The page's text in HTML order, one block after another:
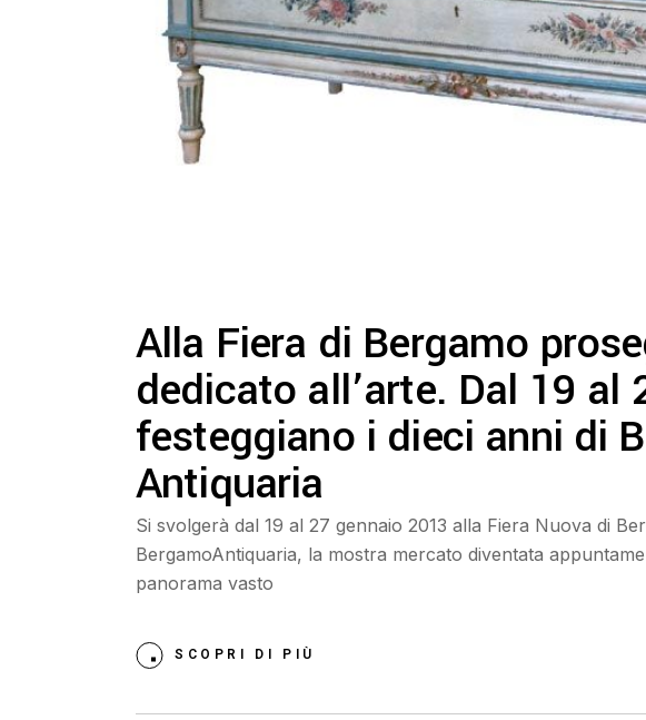
Alla Fiera di Bergamo
dedicato all’arte. Dal 19 al
festeggiano i dieci anni di
Antiquaria
Si svolgerà dal 19 al 27 gennaio 2013 alla Fiera Nuova di
BergamoAntiquaria, la mostra mercato diventata
panorama vasto
SCOPRI DI PIÙ